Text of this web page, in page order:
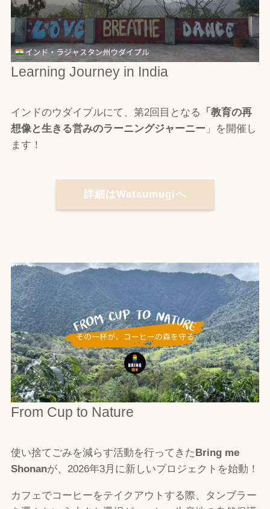
Learning Journey in India
インドのウダイプルにて、第2回目となる
「教育の再
想像と生きる営みのラーニングジャーニー」を開催し
ます！
詳細はWatsumugiへ
From Cup to Nature
使い捨てごみを減らす活動を行ってきたBring me
Shonanが、2026年3月に新しいプロジェクトを始動！
カフェでコーヒーをテイクアウトする際、タンブラー